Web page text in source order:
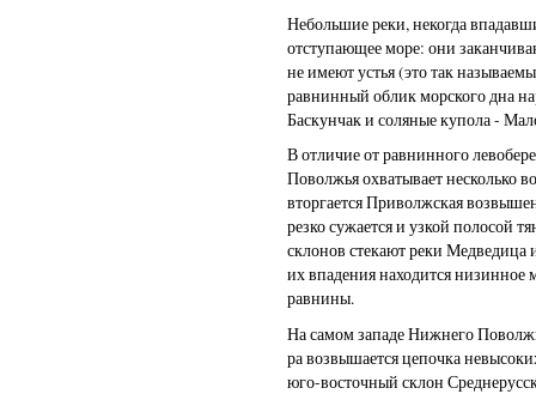
Небольшие реки, некогда
отступающее море: они
не имеют устья (это так
равнинный облик морского дна
Баскунчак и соляные купола -
В отличие от равнинного
Поволжья охватывает несколько
вторгается Приволжская
резко сужается и узкой полосой
склонов стекают реки
их впадения находится низинное
равнины.
На самом западе Нижнего
ра возвышается цепочка
юго-восточный склон